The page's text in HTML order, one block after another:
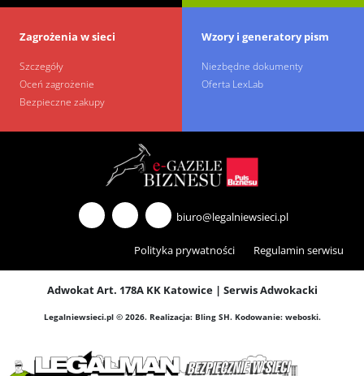
Oszustwa na OLX.
podłączone do sieci
– jak nie stać się
Zagrożenia w sieci
Szczegóły
Oceń zagrożenie
Bezpieczne zakupy
Wzory i generatory pism
Niezbędne dokumenty
Oferta LexLab
biuro@legalniewsieci.pl
Polityka prywatności Regulamin serwisu
Adwokat Art. 178A KK Katowice| Serwis Adwokacki
Legalniewsieci.pl © 2026. Realizacja: Bling SH. Kodowanie: weboski.